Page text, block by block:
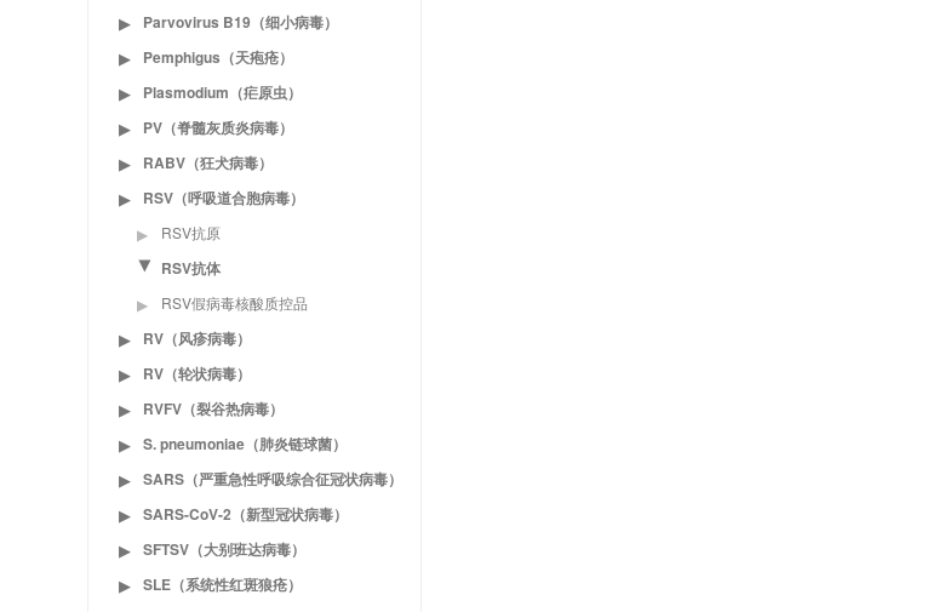
▶
Parvovirus B19（细小病毒）
▶
Pemphigus（天疱疮）
▶
Plasmodium（疟原虫）
▶
PV（脊髓灰质炎病毒）
▶
RABV（狂犬病毒）
▶
RSV（呼吸道合胞病毒）
▶ RSV抗原
▶ RSV抗体
▶ RSV假病毒核酸质控品
▶
RV（风疹病毒）
▶
RV（轮状病毒）
▶
RVFV（裂谷热病毒）
▶
S. pneumoniae（肺炎链球菌）
▶
SARS（严重急性呼吸综合征冠状病毒）
▶
SARS-CoV-2（新型冠状病毒）
▶
SFTSV（大别班达病毒）
▶
SLE（系统性红斑狼疮）